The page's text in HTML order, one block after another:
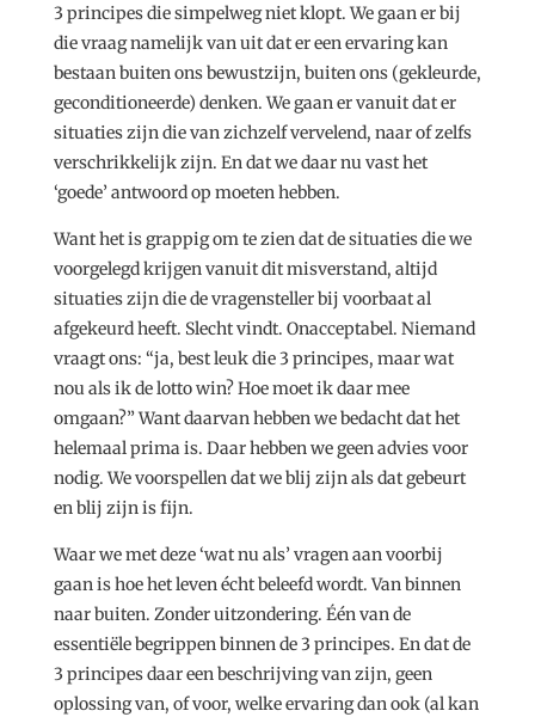
3 principes die simpelweg niet klopt. We gaan er bij
die vraag namelijk van uit dat er een ervaring kan
bestaan buiten ons bewustzijn, buiten ons (gekleurde,
geconditioneerde) denken. We gaan er vanuit dat er
situaties zijn die van zichzelf vervelend, naar of zelfs
verschrikkelijk zijn. En dat we daar nu vast het
‘goede’ antwoord op moeten hebben.
Want het is grappig om te zien dat de situaties die we
voorgelegd krijgen vanuit dit misverstand, altijd
situaties zijn die de vragensteller bij voorbaat al
afgekeurd heeft. Slecht vindt. Onacceptabel. Niemand
vraagt ons: “ja, best leuk die 3 principes, maar wat
nou als ik de lotto win? Hoe moet ik daar mee
omgaan?” Want daarvan hebben we bedacht dat het
helemaal prima is. Daar hebben we geen advies voor
nodig. We voorspellen dat we blij zijn als dat gebeurt
en blij zijn is fijn.
Waar we met deze ‘wat nu als’ vragen aan voorbij
gaan is hoe het leven écht beleefd wordt. Van binnen
naar buiten. Zonder uitzondering. Één van de
essentiële begrippen binnen de 3 principes. En dat de
3 principes daar een beschrijving van zijn, geen
oplossing van, of voor, welke ervaring dan ook (al kan